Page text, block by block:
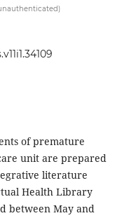
of premature
unit are prepared
literature
Health Library
between May and